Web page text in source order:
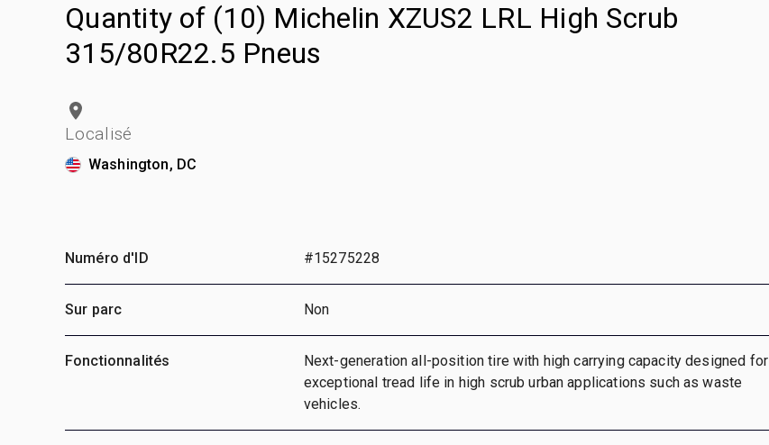
Quantity of (10) Michelin XZUS2 LRL High Scrub
315/80R22.5 Pneus
Localisé
Washington, DC
Numéro d'ID #15275228
Sur parc Non
Fonctionnalités
Next-generation all-position tire with high carrying capacity designed for
exceptional tread life in high scrub urban applications such as waste
vehicles.